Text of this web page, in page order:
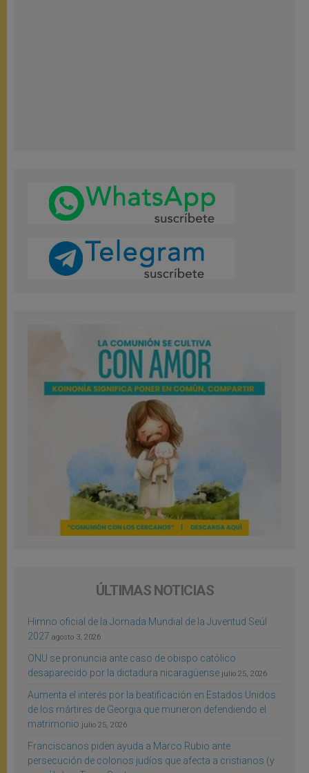
ÚLTIMAS NOTICIAS
Himno oficial de la Jornada Mundial de la Juventud Seúl
2027 agosto 3, 2026
ONU se pronuncia ante caso de obispo católico
desaparecido por la dictadura nicaragüense julio 25, 2026
Aumenta el interés por la beatificación en Estados Unidos
de los mártires de Georgia que murieron defendiendo el
matrimonio julio 25, 2026
Franciscanos piden ayuda a Marco Rubio ante
persecución de colonos judíos que afecta a cristianos (y